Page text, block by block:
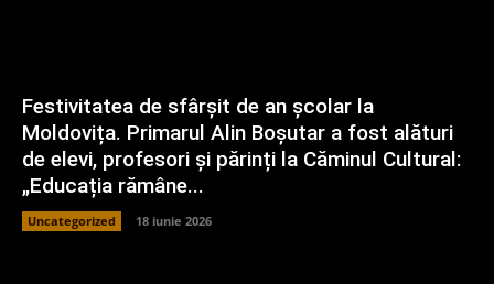
Festivitatea de sfârșit de an școlar la
Moldovița. Primarul Alin Boșutar a fost alături
de elevi, profesori și părinți la Căminul Cultural:
„Educația rămâne...
Uncategorized 18 iunie 2026